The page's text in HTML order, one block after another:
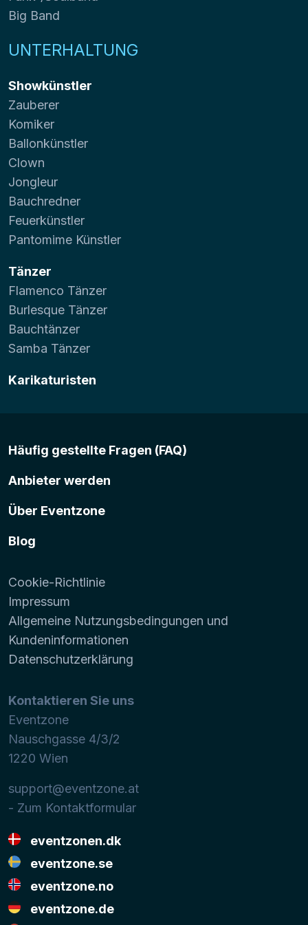
Big Band
UNTERHALTUNG
Showkünstler
Zauberer
Komiker
Ballonkünstler
Clown
Jongleur
Bauchredner
Feuerkünstler
Pantomime Künstler
Tänzer
Flamenco Tänzer
Burlesque Tänzer
Bauchtänzer
Samba Tänzer
Karikaturisten
Häufig gestellte Fragen (FAQ)
Anbieter werden
Über Eventzone
Blog
Cookie-Richtlinie
Impressum
Allgemeine Nutzungsbedingungen und
Kundeninformationen
Datenschutzerklärung
Kontaktieren Sie uns
Eventzone
Nauschgasse 4/3/2
1220 Wien
support@eventzone.at
- Zum Kontaktformular
eventzonen.dk
eventzone.se
eventzone.no
eventzone.de